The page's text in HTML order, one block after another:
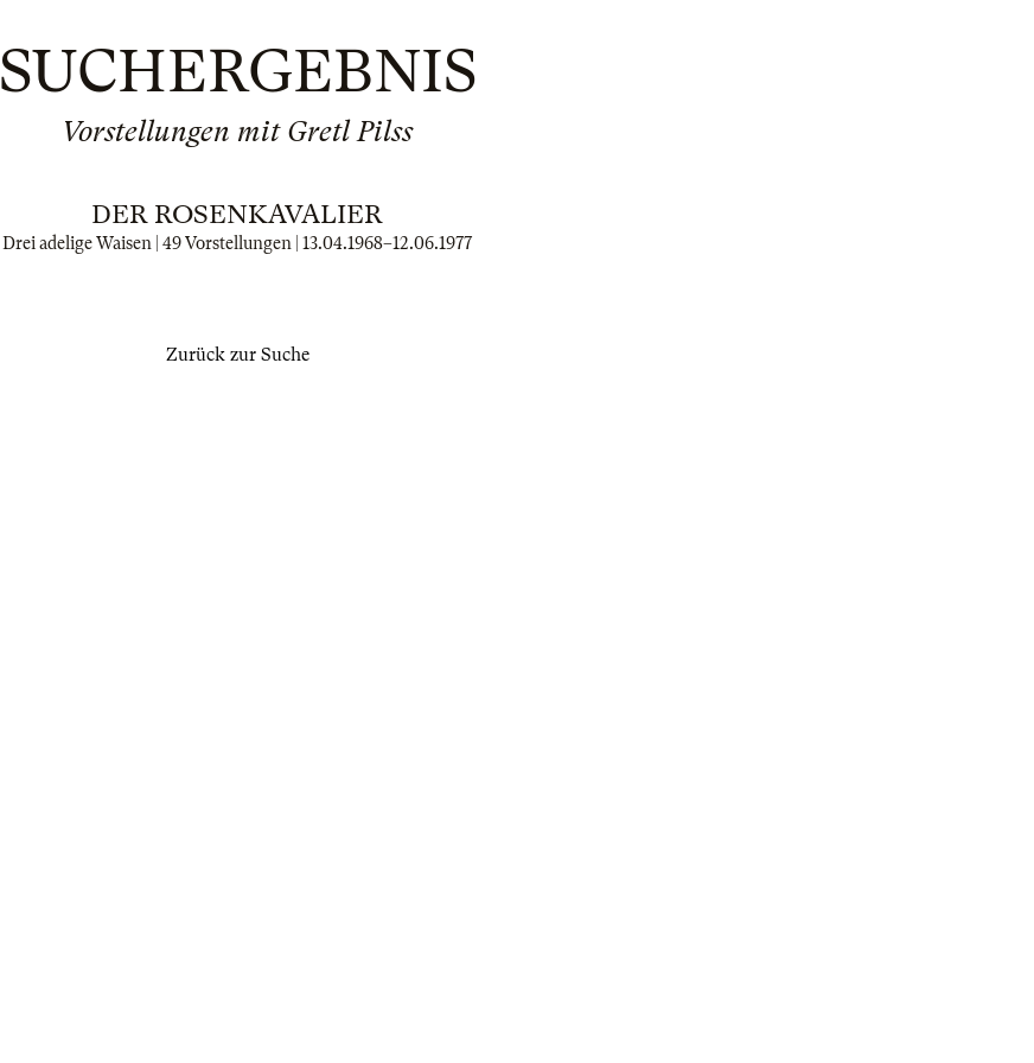
SUCHERGEBNIS
Vorstellungen mit Gretl Pilss
DER ROSENKAVALIER
Drei adelige Waisen | 49 Vorstellungen | 13.04.1968–12.06.1977
Zurück zur Suche